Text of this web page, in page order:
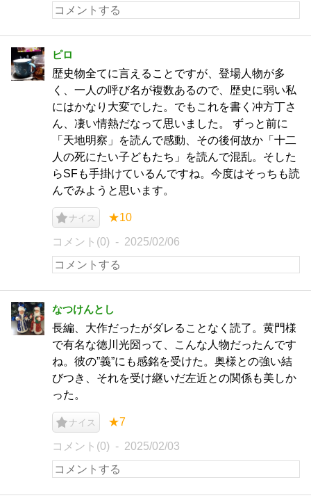
ピロ
歴史物全てに言えることですが、登場人物が多
く、一人の呼び名が複数あるので、歴史に弱い私
にはかなり大変でした。でもこれを書く冲方丁さ
ん、凄い情熱だなって思いました。 ずっと前に
「天地明察」を読んで感動、その後何故か「十二
人の死にたい子どもたち」を読んで混乱。そした
らSFも手掛けているんですね。今度はそっちも読
んでみようと思います。
ナイス ★10
コメント(0) 2025/02/06
なつけんとし
長編、大作だったがダレることなく読了。黄門様
で有名な徳川光圀って、こんな人物だったんです
ね。彼の”義”にも感銘を受けた。奥様との強い結
びつき、それを受け継いだ左近との関係も美しか
った。
ナイス ★7
コメント(0) 2025/02/03